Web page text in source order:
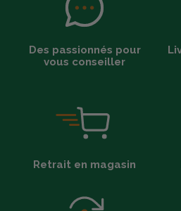
Des passionnés pour
vous conseiller
Retrait en magasin